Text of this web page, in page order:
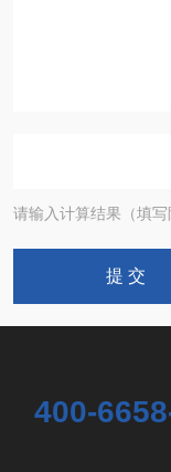
请输入计算结果（填
400-